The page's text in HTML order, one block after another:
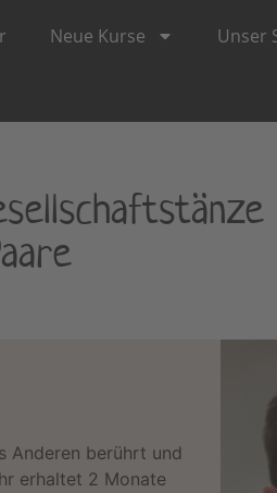
Neue Kurse Unser
Anderen berührt und
erhaltet 2 Monate